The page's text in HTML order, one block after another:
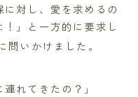
対し、愛を求めるの
」と一方的に要求し
いかけました。
れてきたの？」